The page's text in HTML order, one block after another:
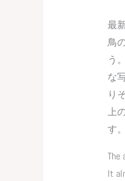
最
鳥
う
な
り
上
す
The
It